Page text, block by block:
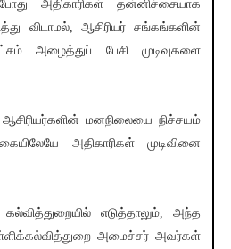
அதிகாரிகள் தன்னிச்சையாக
விடாமல், ஆசிரியர் சங்கங்களின்
அழைத்துப் பேசி முடிவுகளை
மனநிலையை நிச்சயம்
அதிகாரிகள் முடிவினை
எடுத்தாலும், அந்த
அமைச்சர் அவர்கள்